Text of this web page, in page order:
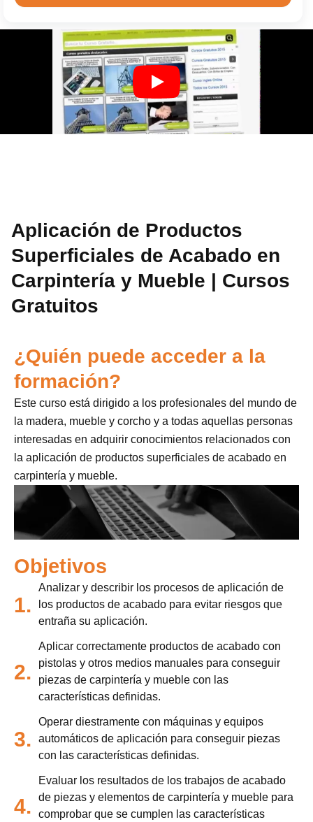
Aplicación de Productos
Superficiales de Acabado en
Carpintería y Mueble | Cursos
Gratuitos
¿Quién puede acceder a la
formación?
Este curso está dirigido a los profesionales del mundo de
la madera, mueble y corcho y a todas aquellas personas
interesadas en adquirir conocimientos relacionados con
la aplicación de productos superficiales de acabado en
carpintería y mueble.
Objetivos
1.
Analizar y describir los procesos de aplicación de
los productos de acabado para evitar riesgos que
entraña su aplicación.
2.
Aplicar correctamente productos de acabado con
pistolas y otros medios manuales para conseguir
piezas de carpintería y mueble con las
características definidas.
3.
Operar diestramente con máquinas y equipos
automáticos de aplicación para conseguir piezas
con las características definidas.
4.
Evaluar los resultados de los trabajos de acabado
de piezas y elementos de carpintería y mueble para
comprobar que se cumplen las características